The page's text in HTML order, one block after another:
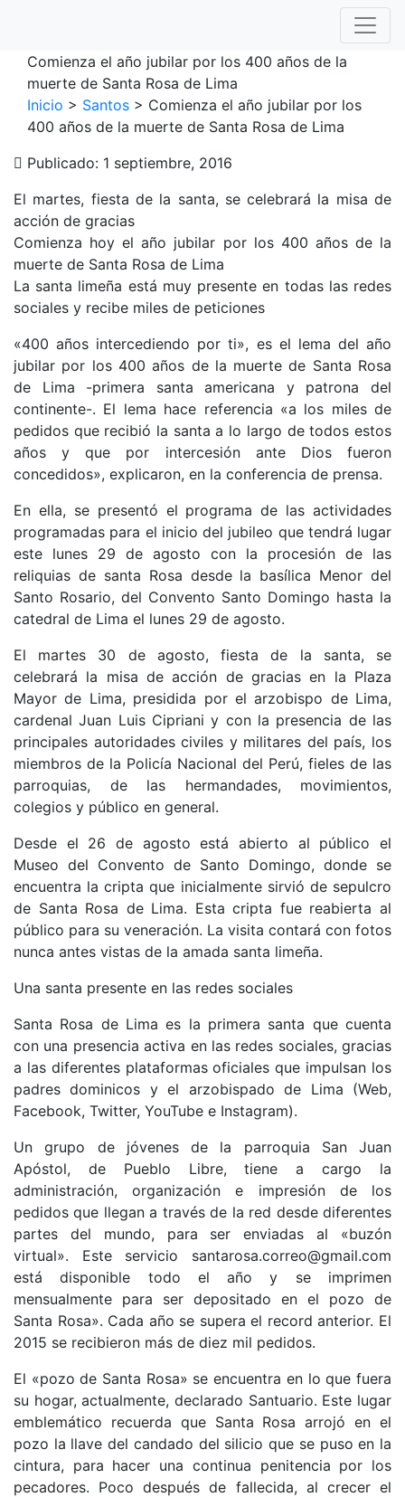
Comienza el año jubilar por los 400 años de la
muerte de Santa Rosa de Lima
Inicio > Santos > Comienza el año jubilar por los
400 años de la muerte de Santa Rosa de Lima
Publicado: 1 septiembre, 2016
El martes, fiesta de la santa, se celebrará la misa de
acción de gracias
Comienza hoy el año jubilar por los 400 años de la
muerte de Santa Rosa de Lima
La santa limeña está muy presente en todas las redes
sociales y recibe miles de peticiones
«400 años intercediendo por ti», es el lema del año
jubilar por los 400 años de la muerte de Santa Rosa
de Lima -primera santa americana y patrona del
continente-. El lema hace referencia «a los miles de
pedidos que recibió la santa a lo largo de todos estos
años y que por intercesión ante Dios fueron
concedidos», explicaron, en la conferencia de prensa.
En ella, se presentó el programa de las actividades
programadas para el inicio del jubileo que tendrá lugar
este lunes 29 de agosto con la procesión de las
reliquias de santa Rosa desde la basílica Menor del
Santo Rosario, del Convento Santo Domingo hasta la
catedral de Lima el lunes 29 de agosto.
El martes 30 de agosto, fiesta de la santa, se
celebrará la misa de acción de gracias en la Plaza
Mayor de Lima, presidida por el arzobispo de Lima,
cardenal Juan Luis Cipriani y con la presencia de las
principales autoridades civiles y militares del país, los
miembros de la Policía Nacional del Perú, fieles de las
parroquias, de las hermandades, movimientos,
colegios y público en general.
Desde el 26 de agosto está abierto al público el
Museo del Convento de Santo Domingo, donde se
encuentra la cripta que inicialmente sirvió de sepulcro
de Santa Rosa de Lima. Esta cripta fue reabierta al
público para su veneración. La visita contará con fotos
nunca antes vistas de la amada santa limeña.
Una santa presente en las redes sociales
Santa Rosa de Lima es la primera santa que cuenta
con una presencia activa en las redes sociales, gracias
a las diferentes plataformas oficiales que impulsan los
padres dominicos y el arzobispado de Lima (Web,
Facebook, Twitter, YouTube e Instagram).
Un grupo de jóvenes de la parroquia San Juan
Apóstol, de Pueblo Libre, tiene a cargo la
administración, organización e impresión de los
pedidos que llegan a través de la red desde diferentes
partes del mundo, para ser enviadas al «buzón
virtual». Este servicio santarosa.correo@gmail.com
está disponible todo el año y se imprimen
mensualmente para ser depositado en el pozo de
Santa Rosa». Cada año se supera el record anterior. El
2015 se recibieron más de diez mil pedidos.
El «pozo de Santa Rosa» se encuentra en lo que fuera
su hogar, actualmente, declarado Santuario. Este lugar
emblemático recuerda que Santa Rosa arrojó en el
pozo la llave del candado del silicio que se puso en la
cintura, para hacer una continua penitencia por los
pecadores. Poco después de fallecida, al crecer el